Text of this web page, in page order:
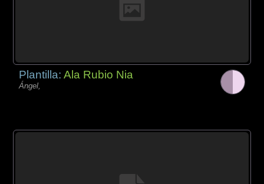
Plantilla:Ala Rubio Nia
Ángel,